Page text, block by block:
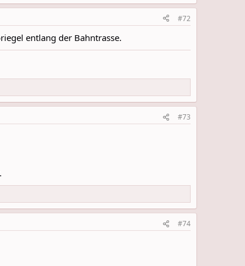
#72
entlang der Bahntrasse.
#73
#74